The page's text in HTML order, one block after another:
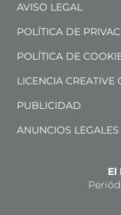
AVISO LEGAL
POLÍTICA DE
POLÍTICA DE
LICENCIA CREATIVE
PUBLICIDAD
ANUNCIOS LEGALES
El